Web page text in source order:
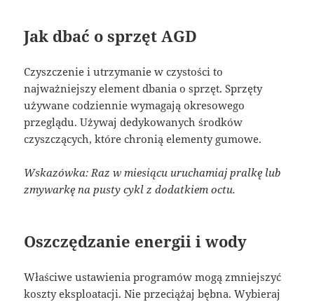
Jak dbać o sprzęt AGD
Czyszczenie i utrzymanie w czystości to
najważniejszy element dbania o sprzęt. Sprzęty
używane codziennie wymagają okresowego
przeglądu. Używaj dedykowanych środków
czyszczących, które chronią elementy gumowe.
Wskazówka: Raz w miesiącu uruchamiaj pralkę lub
zmywarkę na pusty cykl z dodatkiem octu.
Oszczędzanie energii i wody
Właściwe ustawienia programów mogą zmniejszyć
koszty eksploatacji. Nie przeciążaj bębna. Wybieraj